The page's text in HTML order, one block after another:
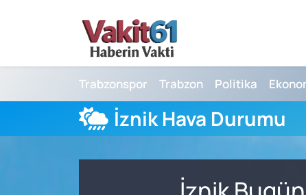
Trabzonspor Trabzon Politika
İznik Hava Durumu
Nöbetçi Eczaneler
Hava Durumu
Namaz Vakitleri
Trafik Durumu
Süper Lig Puan Durumu ve Fikstür